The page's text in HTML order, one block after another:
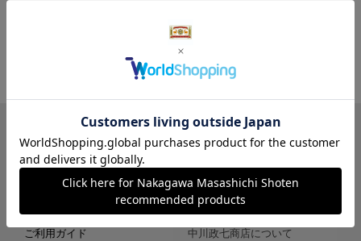
LINE Instagram X Facebook メールマガジン
ご利用ガイド 中川政七商店について